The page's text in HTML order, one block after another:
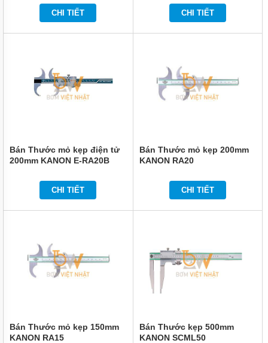
CHI TIẾT CHI TIẾT
Bán Thước mỏ kẹp điện tử
200mm KANON E-RA20B
CHI TIẾT
Bán Thước mỏ kẹp 200mm
KANON RA20
CHI TIẾT
Bán Thước mỏ kẹp 150mm
KANON RA15
Bán Thước kẹp 500mm
KANON SCML50